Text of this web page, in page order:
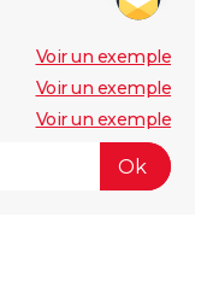
Voir un exemple
Voir un exemple
Voir un exemple